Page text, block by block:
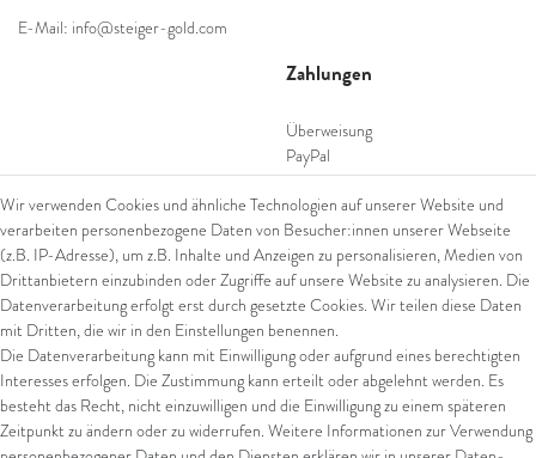
E-Mail: info@steiger-gold.com
Zahlungen
Überweisung
PayPal
SEPA Lastschrift
giropay
Kreditkarte
Versand
UPS
FedEx
Wir verwenden Cookies und ähnliche Technologien auf unserer Website und
verarbeiten personenbezogene Daten von Besucher:innen unserer Webseite
(z.B. IP-Adresse), um z.B. Inhalte und Anzeigen zu personalisieren, Medien von
Drittanbietern einzubinden oder Zugriffe auf unsere Website zu analysieren. Die
Datenverarbeitung erfolgt erst durch gesetzte Cookies. Wir teilen diese Daten
mit Dritten, die wir in den Einstellungen benennen.
Die Datenverarbeitung kann mit Einwilligung oder aufgrund eines berechtigten
Interesses erfolgen. Die Zustimmung kann erteilt oder abgelehnt werden. Es
besteht das Recht, nicht einzuwilligen und die Einwilligung zu einem späteren
Zeitpunkt zu ändern oder zu widerrufen. Weitere Informationen zur Verwendung